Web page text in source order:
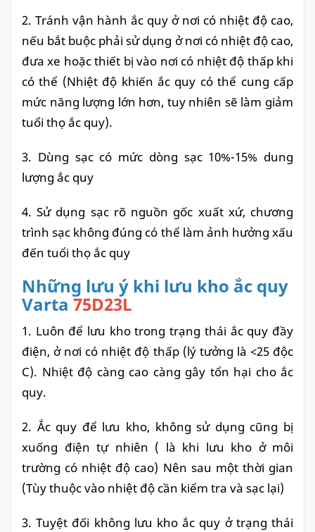
2. Tránh vận hành ắc quy ở nơi có nhiệt độ cao,
nếu bắt buộc phải sử dụng ở nơi có nhiệt độ cao,
đưa xe hoặc thiết bị vào nơi có nhiệt độ thấp khi
có thể (Nhiệt độ khiến ắc quy có thể cung cấp
mức năng lượng lớn hơn, tuy nhiên sẽ làm giảm
tuổi thọ ắc quy).
3. Dùng sạc có mức dòng sạc 10%-15% dung
lượng ắc quy
4. Sử dụng sạc rõ nguồn gốc xuất xứ, chương
trình sạc không đúng có thể làm ảnh hưởng xấu
đến tuổi thọ ắc quy
Những lưu ý khi lưu kho ắc quy
Varta75D23L
1. Luôn để lưu kho trong trạng thái ắc quy đầy
điện, ở nơi có nhiệt độ thấp (lý tưởng là <25 độc
C). Nhiệt độ càng cao càng gây tổn hại cho ắc
quy.
2. Ắc quy để lưu kho, không sử dụng cũng bị
xuống điện tự nhiên ( là khi lưu kho ở môi
trường có nhiệt độ cao) Nên sau một thời gian
(Tùy thuộc vào nhiệt độ cần kiểm tra và sạc lại)
3. Tuyệt đối không lưu kho ắc quy ở trạng thái